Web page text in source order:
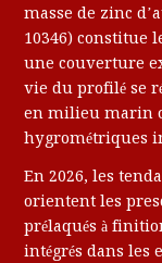
masse de zinc
10346) constitue
une couverture
vie du profilé se
en milieu marin
hygrométriques
En 2026, les
orientent les
prélaqués à
intégrés dans les